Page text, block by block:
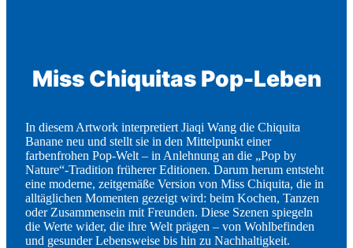
Miss Chiquitas Pop-Leben
In diesem Artwork interpretiert Jiaqi Wang die Chiquita
Banane neu und stellt sie in den Mittelpunkt einer
farbenfrohen Pop-Welt – in Anlehnung an die „Pop by
Nature“-Tradition früherer Editionen. Darum herum entsteht
eine moderne, zeitgemäße Version von Miss Chiquita, die in
alltäglichen Momenten gezeigt wird: beim Kochen, Tanzen
oder Zusammensein mit Freunden. Diese Szenen spiegeln
die Werte wider, die ihre Welt prägen – von Wohlbefinden
und gesunder Lebensweise bis hin zu Nachhaltigkeit.